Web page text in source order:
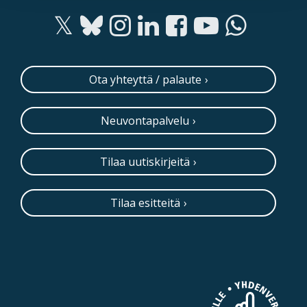
Ota yhteyttä / palaute
Neuvontapalvelu
Tilaa uutiskirjeitä
Tilaa esitteitä